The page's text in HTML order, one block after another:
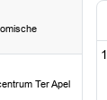
Ter Apel